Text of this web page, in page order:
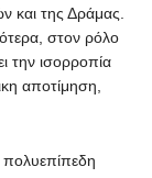
και της Δράμας.
στον ρόλο
την ισορροπία
αποτίμηση,
πολυεπίπεδη